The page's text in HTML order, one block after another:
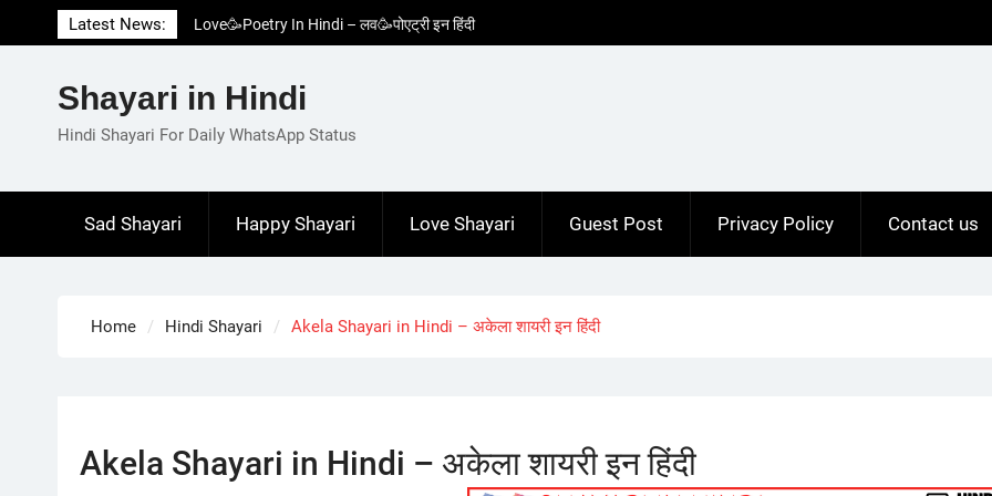
to
Latest News:
Love🥳Poetry In Hindi – लव🥳पोएट्री इन हिंदी
1 Line☝️Shayari In Hindi – १ लाइन☝️शायरी इन
Two Line✌️Shayari – तवो लाइन✌️शायरी
Love😓Lines In Hindi – लव😓लाइन्स इन हिंदी
Shayari in Hindi
Hindi Shayari For Daily WhatsApp Status
Sad Shayari Happy Shayari Love Shayari Guest Post Privacy Policy Contact us
Home Hindi Shayari Akela Shayari in Hindi – अकेला शायरी इन हिंदी
Akela Shayari in Hindi – अकेला शायरी इन हिंदी